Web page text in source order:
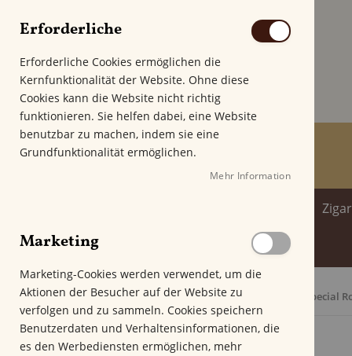
Spirituosenwelt
Startseite Crowned Heads Four Kicks Capa Especial
Z
u
Erforderliche
Erforderliche Cookies ermöglichen die
Kernfunktionalität der Website. Ohne diese
Cookies kann die Website nicht richtig
funktionieren. Sie helfen dabei, eine Website
benutzbar zu machen, indem sie eine
Grundfunktionalität ermöglichen.
Mehr Information
Marketing
Marketing-Cookies werden verwendet, um die
Aktionen der Besucher auf der Website zu
verfolgen und zu sammeln. Cookies speichern
Benutzerdaten und Verhaltensinformationen, die
es den Werbediensten ermöglichen, mehr